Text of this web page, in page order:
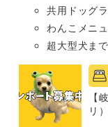
共用ドッグ
わんこメニ
超大型犬まで
【
リ）